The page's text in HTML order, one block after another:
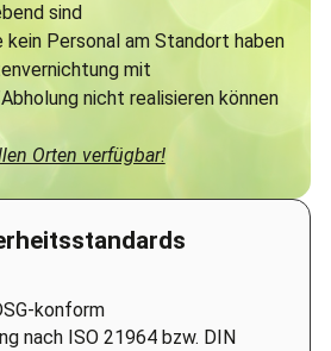
sind
kein Personal am Standort haben
mit
nicht realisieren können
Orten verfügbar!
konform
nach ISO 21964 bzw. DIN